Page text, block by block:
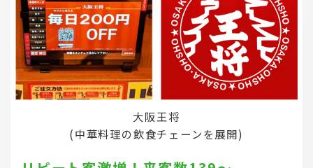
大阪王将
(中華料理の飲食チェーンを展開)